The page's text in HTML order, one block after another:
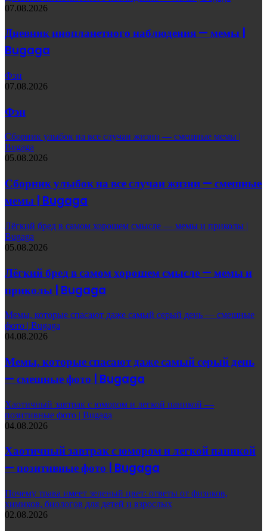
07.08.2026
Дневник инопланетного наблюдения — мемы |
Bugaga
Фэн
07.08.2026
Фэн
Сборник улыбок на все случаи жизни — смешные мемы |
Bugaga
05.08.2026
Сборник улыбок на все случаи жизни — смешные
мемы | Bugaga
Лёгкий бред в самом хорошем смысле — мемы и приколы |
Bugaga
05.08.2026
Лёгкий бред в самом хорошем смысле — мемы и
приколы | Bugaga
Мемы, которые спасают даже самый серый день — смешные
фото | Bugaga
04.08.2026
Мемы, которые спасают даже самый серый день
— смешные фото | Bugaga
Хаотичный завтрак с юмором и легкой паникой —
позитивные фото | Bugaga
04.08.2026
Хаотичный завтрак с юмором и легкой паникой
— позитивные фото | Bugaga
Почему трава имеет зеленый цвет: ответы от физиков,
химиков, биологов для детей и взрослых
02.08.2026